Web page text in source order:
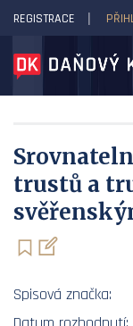
DAŇOVÝ
REGISTRACE
trustů a
Spisová značka: